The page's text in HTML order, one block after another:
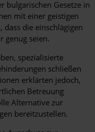
bulgarischen Gesetze in
mit einer geistigen
die einschlägigen
genug seien.
spezialisierte
schließen
erklärten jedoch,
Betreuung
Alternative zur
bereitzustellen.